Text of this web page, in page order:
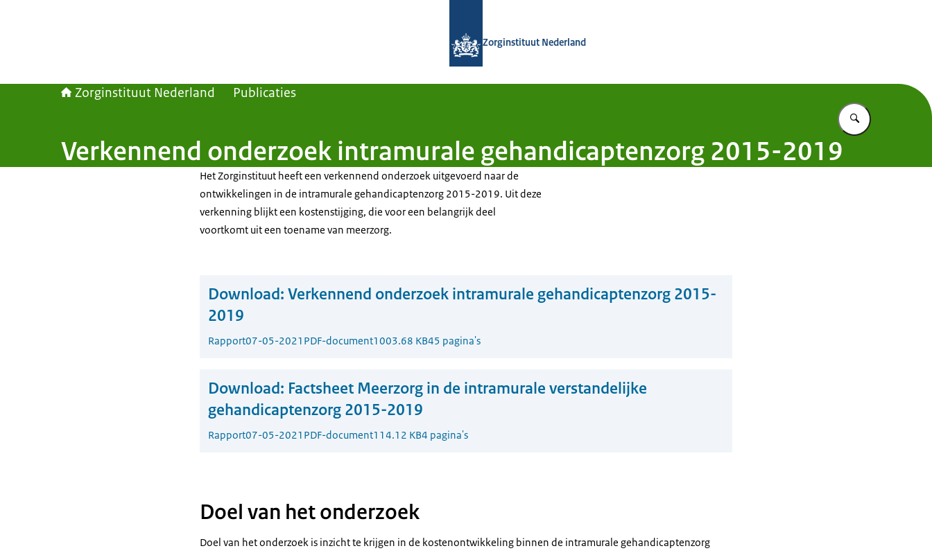
Zorginstituut Nederland
Zorginstituut Nederland Publicaties
Vul in wat u
Verkennend onderzoek intramurale gehandicaptenzorg 2015-2019
Het Zorginstituut heeft een verkennend onderzoek uitgevoerd naar de
ontwikkelingen in de intramurale gehandicaptenzorg 2015-2019. Uit deze
verkenning blijkt een kostenstijging, die voor een belangrijk deel
voortkomt uit een toename van meerzorg.
Download: Verkennend onderzoek intramurale gehandicaptenzorg 2015-
2019
Rapport07-05-2021 PDF-document1003.68 KB45 pagina's
Download: Factsheet Meerzorg in de intramurale verstandelijke
gehandicaptenzorg 2015-2019
Rapport07-05-2021 PDF-document114.12 KB4 pagina's
Doel van het onderzoek
Doel van het onderzoek is inzicht te krijgen in de kostenontwikkeling binnen de intramurale gehandicaptenzorg